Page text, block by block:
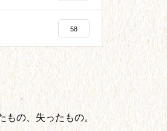
58
もの、失ったもの。